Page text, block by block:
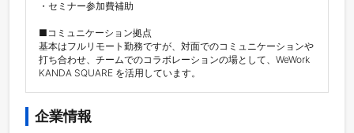
・セミナー参加費補助
■コミュニケーション拠点
基本はフルリモート勤務ですが、対面でのコミュニケーションや
打ち合わせ、チームでのコラボレーションの場として、WeWork
KANDA SQUARE を活用しています。
企業情報